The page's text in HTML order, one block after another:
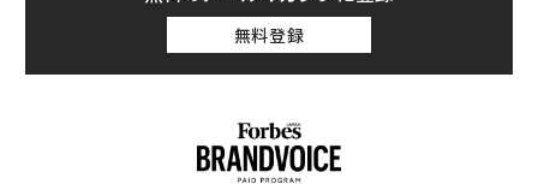
オープンソースAIの台頭とオンプレミス導入が先導する、医療分野のAIトレ
私の夢は、老いた両親の「尊厳」を守るロボット ApptronikのCEOが見据
を開発する会社の資金調達についてベンチャーキャピタ
ルと話し始めたとき、彼はすぐに市場が望んでいるのは
人間の手足を置き換えるロボットではなく、「人間その
投資家たちは、コストのかかる医療分野に乗り出すのは
やめるべきだと警告し、「ヒューマノイドや外骨格スー
無料登録